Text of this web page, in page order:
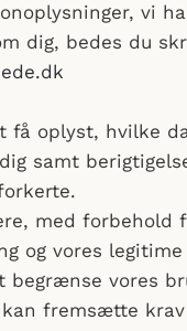
vi
dig, bedes du
få oplyst, hvilke
samt
med forbehold
og vores
begrænse vores
kan fremsætte